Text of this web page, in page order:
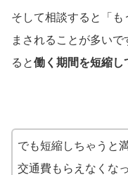
そして相談すると「
まされることが多い
ると働く期間を短縮し
でも短縮しちゃうと
交通費もらえなくな